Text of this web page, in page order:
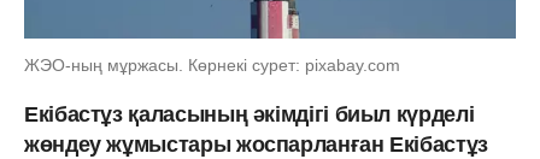
ЖЭО-ның мұржасы. Көрнекі сурет: pixabay.com
Екібастұз қаласының әкімдігі биыл күрделі
жөндеу жұмыстары жоспарланған Екібастұз